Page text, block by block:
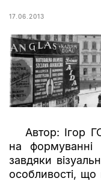
17.06.2013
Автор: Ігор
на формуванні
завдяки
особливості,